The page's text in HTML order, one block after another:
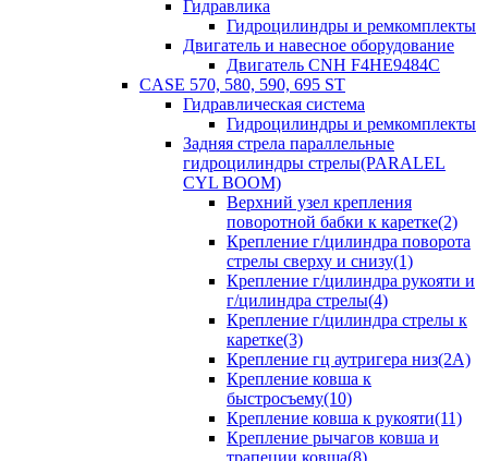
Гидравлика
Гидроцилиндры и ремкомплекты
Двигатель и навесное оборудование
Двигатель CNH F4HE9484C
CASE 570, 580, 590, 695 ST
Гидравлическая система
Гидроцилиндры и ремкомплекты
Задняя стрела параллельные
гидроцилиндры стрелы(PARALEL
CYL BOOM)
Верхний узел крепления
поворотной бабки к каретке(2)
Крепление г/цилиндра поворота
стрелы сверху и снизу(1)
Крепление г/цилиндра рукояти и
г/цилиндра стрелы(4)
Крепление г/цилиндра стрелы к
каретке(3)
Крепление гц аутригера низ(2А)
Крепление ковша к
быстросъему(10)
Крепление ковша к рукояти(11)
Крепление рычагов ковша и
трапеции ковша(8)